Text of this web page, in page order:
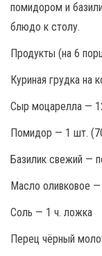
помидором и
блюдо к столу.
Продукты (на 6
Куриная грудка на
Сыр моцарелла —
Помидор — 1 шт.
Базилик свежий —
Масло оливковое
Соль — 1 ч. ложка
Перец чёрный